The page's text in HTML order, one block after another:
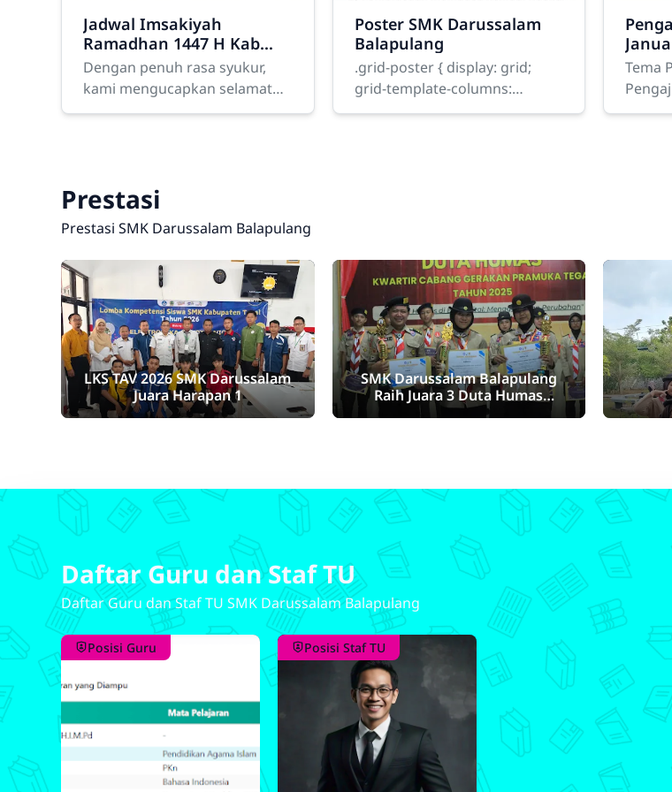
Jadwal Imsakiyah
Ramadhan 1447 H Kab
Tegal
Dengan penuh rasa syukur,
kami mengucapkan selamat
menjalankan ibadah puasa
Poster SMK Darussalam
Balapulang
.grid-poster { display: grid;
grid-template-columns:
repeat(2, 1fr); gap: 20px;
Tema
Dzikir
Prestasi
Prestasi SMK Darussalam Balapulang
LKS TAV 2026 SMK Darussalam
Juara Harapan 1
SMK Darussalam Balapulang
Raih Juara 3 Duta Humas
Pramuka Kabupaten Tegal 2025
Daftar Guru dan Staf TU
Daftar Guru dan Staf TU SMK Darussalam Balapulang
Posisi Guru Posisi Staf TU